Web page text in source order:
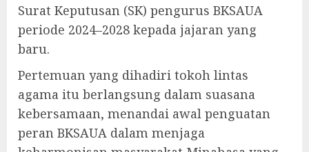
Surat Keputusan (SK) pengurus BKSAUA
periode 2024–2028 kepada jajaran yang
baru.
Pertemuan yang dihadiri tokoh lintas
agama itu berlangsung dalam suasana
kebersamaan, menandai awal penguatan
peran BKSAUA dalam menjaga